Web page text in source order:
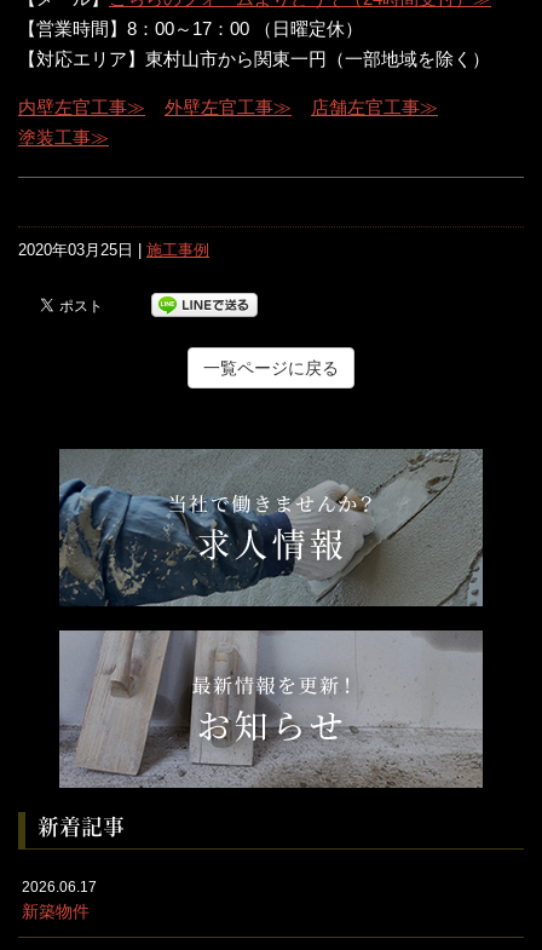
【営業時間】8：00～17：00 （日曜定休）
【対応エリア】東村山市から関東一円（一部地域を除く）
内壁左官工事≫ 外壁左官工事≫
店舗左官工事≫
塗装工事≫
2020年03月25日 | 施工事例
一覧ページに戻る
新着記事
2026.06.17
新築物件